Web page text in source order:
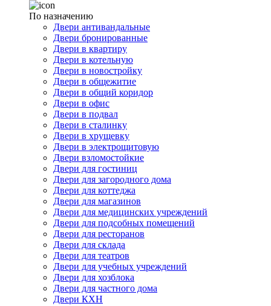
По назначению
Двери антивандальные
Двери бронированные
Двери в квартиру
Двери в котельную
Двери в новостройку
Двери в общежитие
Двери в общий коридор
Двери в офис
Двери в подвал
Двери в сталинку
Двери в хрущевку
Двери в электрощитовую
Двери взломостойкие
Двери для гостиниц
Двери для загородного дома
Двери для коттеджа
Двери для магазинов
Двери для медицинских учреждений
Двери для подсобных помещений
Двери для ресторанов
Двери для склада
Двери для театров
Двери для учебных учреждений
Двери для хозблока
Двери для частного дома
Двери КХН